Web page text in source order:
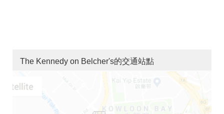
The Kennedy on Belcher's的交通站點